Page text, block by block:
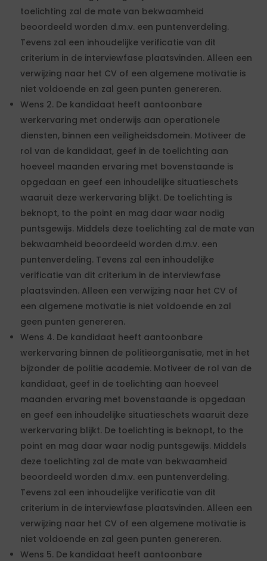
toelichting zal de mate van bekwaamheid
beoordeeld worden d.m.v. een puntenverdeling.
Tevens zal een inhoudelijke verificatie van dit
criterium in de interviewfase plaatsvinden. Alleen een
verwijzing naar het CV of een algemene motivatie is
niet voldoende en zal geen punten genereren.
Wens 2. De kandidaat heeft aantoonbare
werkervaring met onderwijs aan operationele
diensten, binnen een veiligheidsdomein. Motiveer de
rol van de kandidaat, geef in de toelichting aan
hoeveel maanden ervaring met bovenstaande is
opgedaan en geef een inhoudelijke situatieschets
waaruit deze werkervaring blijkt. De toelichting is
beknopt, to the point en mag daar waar nodig
puntsgewijs. Middels deze toelichting zal de mate van
bekwaamheid beoordeeld worden d.m.v. een
puntenverdeling. Tevens zal een inhoudelijke
verificatie van dit criterium in de interviewfase
plaatsvinden. Alleen een verwijzing naar het CV of
een algemene motivatie is niet voldoende en zal
geen punten genereren.
Wens 4. De kandidaat heeft aantoonbare
werkervaring binnen de politieorganisatie, met in het
bijzonder de politie academie. Motiveer de rol van de
kandidaat, geef in de toelichting aan hoeveel
maanden ervaring met bovenstaande is opgedaan
en geef een inhoudelijke situatieschets waaruit deze
werkervaring blijkt. De toelichting is beknopt, to the
point en mag daar waar nodig puntsgewijs. Middels
deze toelichting zal de mate van bekwaamheid
beoordeeld worden d.m.v. een puntenverdeling.
Tevens zal een inhoudelijke verificatie van dit
criterium in de interviewfase plaatsvinden. Alleen een
verwijzing naar het CV of een algemene motivatie is
niet voldoende en zal geen punten genereren.
Wens 5. De kandidaat heeft aantoonbare